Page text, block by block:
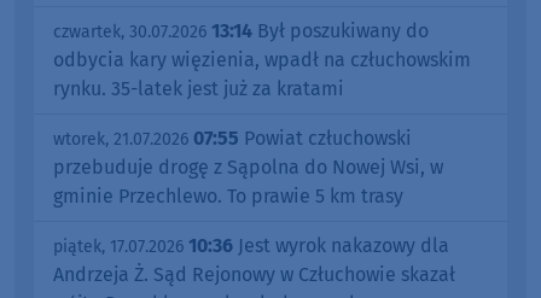
czwartek, 30.07.2026 13:14 Był poszukiwany do
odbycia kary więzienia, wpadł na człuchowskim
rynku. 35-latek jest już za kratami
wtorek, 21.07.2026 07:55 Powiat człuchowski
przebuduje drogę z Sąpolna do Nowej Wsi, w
gminie Przechlewo. To prawie 5 km trasy
piątek, 17.07.2026 10:36 Jest wyrok nakazowy dla
Andrzeja Ż. Sąd Rejonowy w Człuchowie skazał